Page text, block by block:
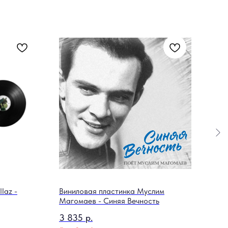
-
Виниловая пластинка Муслим
Магомаев - Синяя Вечность
3 835 р.